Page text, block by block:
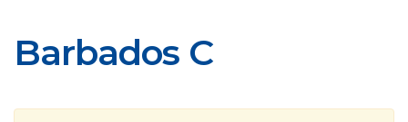
Barbados C